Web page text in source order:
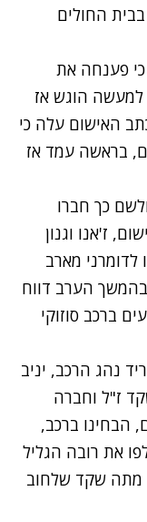
החולים
פענחה את
הוגש אז
האישום עלה כי
בראשה עמד אז
כך חברו
ז'אנו וגנון
לדומרני מארב
הערב דווח
ברכב סוזוקי
נהג הרכב, יניב
ז"ל וחברה
הבחינו ברכב,
את רובה הגליל
מתה שקד שלחוב